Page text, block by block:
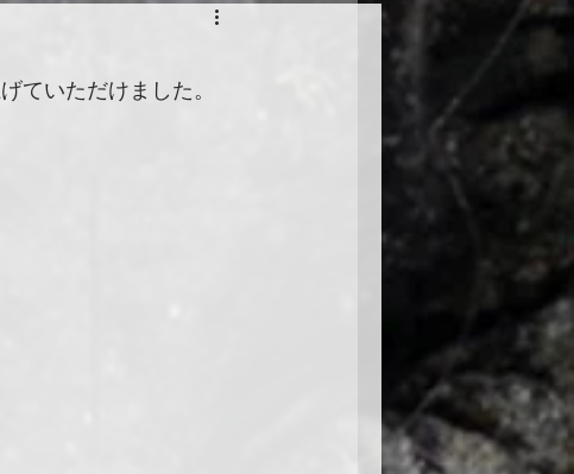
ていただけました。